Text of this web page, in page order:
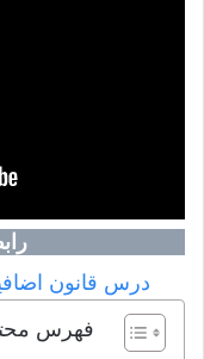
درس قانون
فهرس